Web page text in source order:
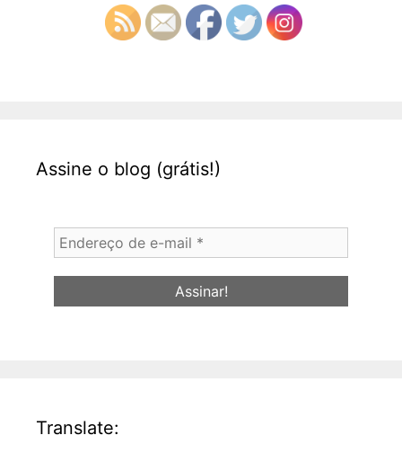
Assine o blog (grátis!)
Endereço
de
e-
Translate: